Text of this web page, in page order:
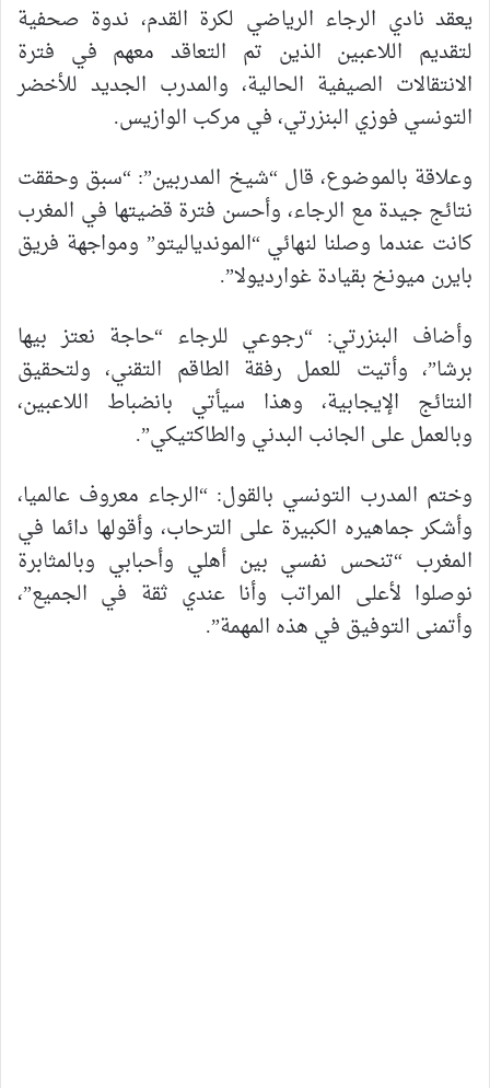
يعقد نادي الرجاء الرياضي لكرة القدم، ندوة صحفية
لتقديم اللاعبين الذين تم التعاقد معهم في فترة
الانتقالات الصيفية الحالية، والمدرب الجديد للأخضر
التونسي فوزي البنزرتي، في مركب الوازيس.
وعلاقة بالموضوع، قال “شيخ المدربين”: “سبق وحققت
نتائج جيدة مع الرجاء، وأحسن فترة قضيتها في المغرب
كانت عندما وصلنا لنهائي “الموندياليتو” ومواجهة فريق
بايرن ميونخ بقيادة غوارديولا”.
وأضاف البنزرتي: “رجوعي للرجاء “حاجة نعتز بيها
برشا”، وأتيت للعمل رفقة الطاقم التقني، ولتحقيق
النتائج الإيجابية، وهذا سيأتي بانضباط اللاعبين،
وبالعمل على الجانب البدني والطاكتيكي”.
وختم المدرب التونسي بالقول: “الرجاء معروف عالميا،
وأشكر جماهيره الكبيرة على الترحاب، وأقولها دائما في
المغرب “تنحس نفسي بين أهلي وأحبابي وبالمثابرة
نوصلوا لأعلى المراتب وأنا عندي ثقة في الجميع”،
وأتمنى التوفيق في هذه المهمة”.